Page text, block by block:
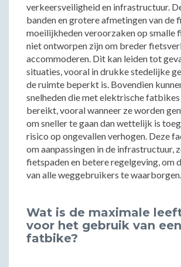
verkeersveiligheid en infrastructuur.
banden en grotere afmetingen van de
moeilijkheden veroorzaken op smalle
niet ontworpen zijn om breder
accommoderen. Dit kan leiden tot
situaties, vooral in drukke stedelijke
de ruimte beperkt is. Bovendien
snelheden die met elektrische
bereikt, vooral wanneer ze worden
om sneller te gaan dan wettelijk is
risico op ongevallen verhogen. Deze
om aanpassingen in de infrastructuur,
fietspaden en betere regelgeving, om
van alle weggebruikers te waarborgen.
Wat is de maximale
voor het gebruik van een
fatbike?